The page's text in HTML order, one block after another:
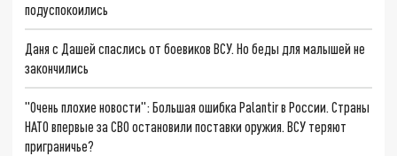
подуспокоились
Даня с Дашей спаслись от боевиков ВСУ. Но беды для малышей не
закончились
"Очень плохие новости": Большая ошибка Palantir в России. Страны
НАТО впервые за СВО остановили поставки оружия. ВСУ теряют
приграничье?